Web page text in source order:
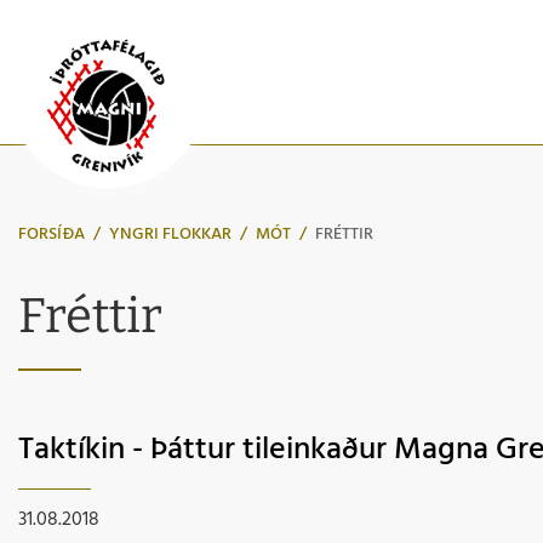
FORSÍÐA / YNGRI FLOKKAR / MÓT / FRÉTTIR
Fréttir
Taktíkin - Þáttur tileinkaður Magna
31.08.2018